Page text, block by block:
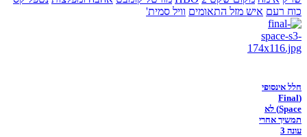
כוח רעם איש מזל התאומים וויל סמית'
חלל אינסופי
(Final
Space) לא
תמשיך אחרי
עונה 3